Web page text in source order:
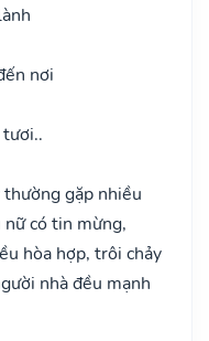
nơi
gặp nhiều
nữ có tin mừng,
hòa hợp, trôi chảy
nhà đều mạnh